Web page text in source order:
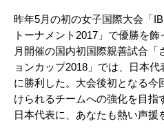
昨年5月の初の女子国際大会「
トーナメント2017」で優勝を
月開催の国内初国際親善試合「
ョンカップ2018」では、日本
に勝利した。大会後初となる今
けられるチームへの強化を目指
日本代表に、あなたも熱い声援